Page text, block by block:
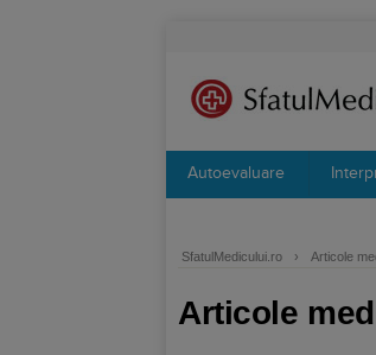
Autoevaluare
SfatulMedicului.ro › Articole
Articole